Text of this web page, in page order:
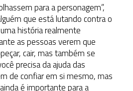
para a personagem”,
que está lutando contra o
história realmente
as pessoas verem que
cair, mas também se
precisa da ajuda das
de confiar em si mesmo, mas
é importante para a